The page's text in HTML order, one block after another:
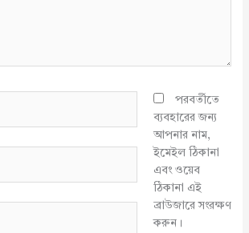
পরবর্তীতে
ব্যবহারের জন্য
আপনার নাম,
ইমেইল ঠিকানা
এবং ওয়েব
ঠিকানা এই
ব্রাউজারে সংরক্ষণ
করুন।